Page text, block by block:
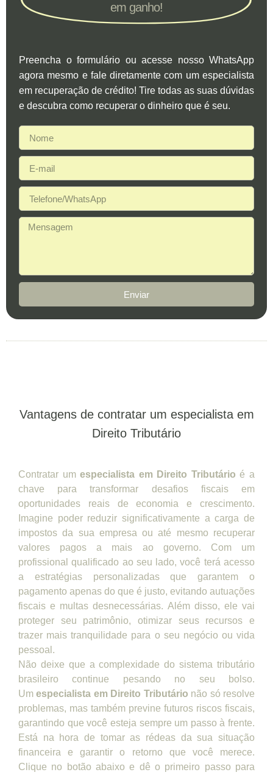
em ganho!
Preencha o formulário ou acesse nosso WhatsApp
agora mesmo e fale diretamente com um especialista
em recuperação de crédito! Tire todas as suas dúvidas
e descubra como recuperar o dinheiro que é seu.
Enviar
Vantagens de contratar um especialista em
Direito Tributário
Contratar umespecialista em Direito Tributário é a
chave para transformar desafios fiscais em
oportunidades reais de economia e crescimento.
Imagine poder reduzir significativamente a carga de
impostos da sua empresa ou até mesmo recuperar
valores pagos a mais ao governo. Com um
profissional qualificado ao seu lado, você terá acesso
a estratégias personalizadas que garantem o
pagamento apenas do que é justo, evitando autuações
fiscais e multas desnecessárias. Além disso, ele vai
proteger seu patrimônio, otimizar seus recursos e
trazer mais tranquilidade para o seu negócio ou vida
pessoal.
Não deixe que a complexidade do sistema tributário
brasileiro continue pesando no seu bolso.
Umespecialista em Direito Tributário não só resolve
problemas, mas também previne futuros riscos fiscais,
garantindo que você esteja sempre um passo à frente.
Está na hora de tomar as rédeas da sua situação
financeira e garantir o retorno que você merece.
Clique no botão abaixo e dê o primeiro passo para